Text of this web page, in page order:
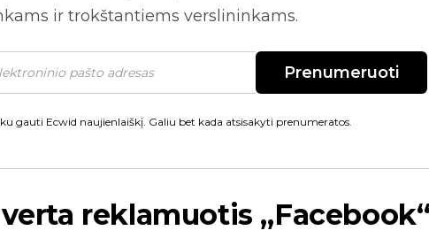
ir trokštantiems verslininkams.
Prenumeruoti
gauti Ecwid naujienlaiškį. Galiu bet kada atsisakyti prenumeratos.
reklamuotis